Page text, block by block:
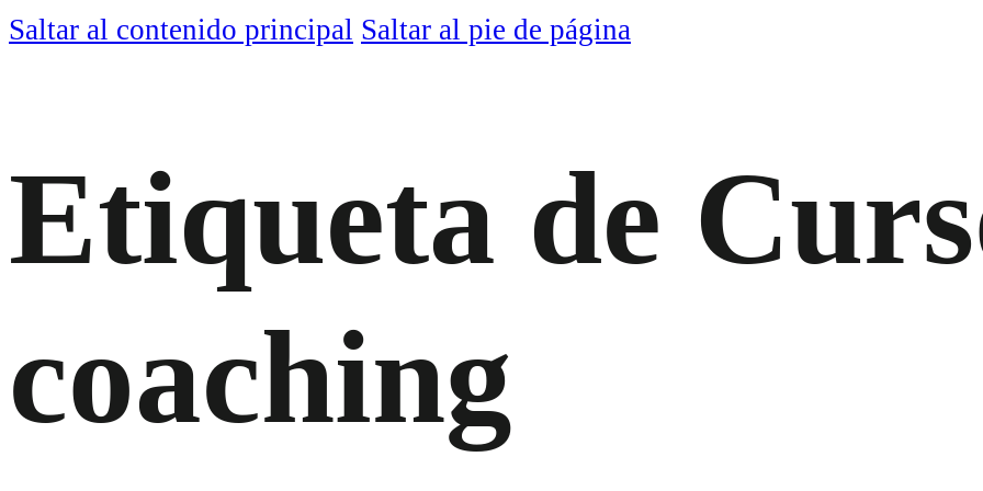
Saltar al contenido principal Saltar al pie de página
Etiqueta de
coaching